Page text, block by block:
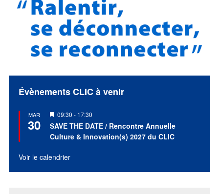
Évènements CLIC à venir
MAR
30
Mis
en
avant
09:30 - 17:30
SAVE THE DATE / Rencontre Annuelle
Culture & Innovation(s) 2027 du CLIC
Voir le calendrier